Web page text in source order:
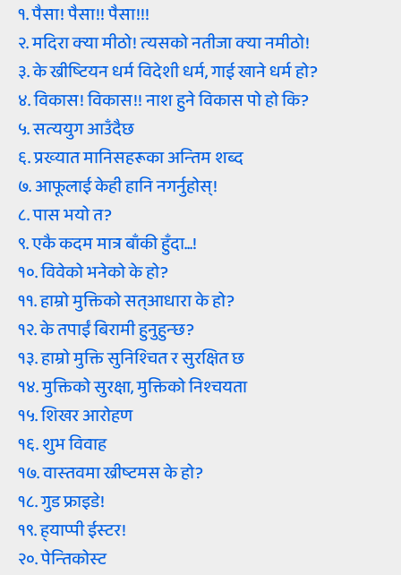
१. पैसा! पैसा!! पैसा!!!
२. मदिरा क्‍या मीठो! त्‍यसको नतीजा क्‍या नमीठो!
३. के ख्रीष्‍टियन धर्म विदेशी धर्म, गाई खाने धर्म हो?
४. विकास! विकास!! नाश हुने विकास पो हो कि?
५. सत्‍ययुग आउँदैछ
६. प्रख्‍यात मानिसहरूका अन्‍तिम शब्‍द
७. आफूलाई केही हानि नगर्नुहोस्‌!
८. पास भयो त?
९. एकै कदम मात्र बाँकी हुँदा...!
१०. विवेको भनेको के हो?
११. हाम्रो मुक्तिको सत्‌आधारा के हो?
१२. के तपाईं बिरामी हुनुहुन्‍छ?
१३. हाम्रो मुक्ति सुनिश्‍चित र सुरक्षित छ
१४. मुक्तिको सुरक्षा, मुक्तिको निश्‍चयता
१५. शिखर आरोहण
१६. शुभ विवाह
१७. वास्‍तवमा ख्रीष्‍टमस के हो?
१८. गुड फ्राइडे!
१९. ह्‍याप्‍पी ईस्‍टर!
२०. पेन्‍तिकोस्‍ट